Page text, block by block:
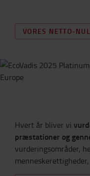
VORES NETTO-
Hvert år bliver vi
præstationer og
vurderingsområder,